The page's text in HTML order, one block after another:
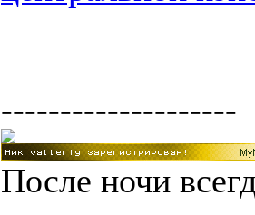
--------------------
После ночи